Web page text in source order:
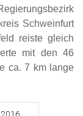
Schweinfurt
reiste gleich
mit den 46
ca. 7 km lange